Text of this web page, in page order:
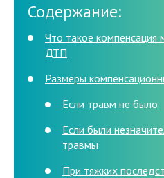
Содержание:
Что такое компенсация
ДТП
Размеры
Если травм не было
Если были
травмы
При тяжких